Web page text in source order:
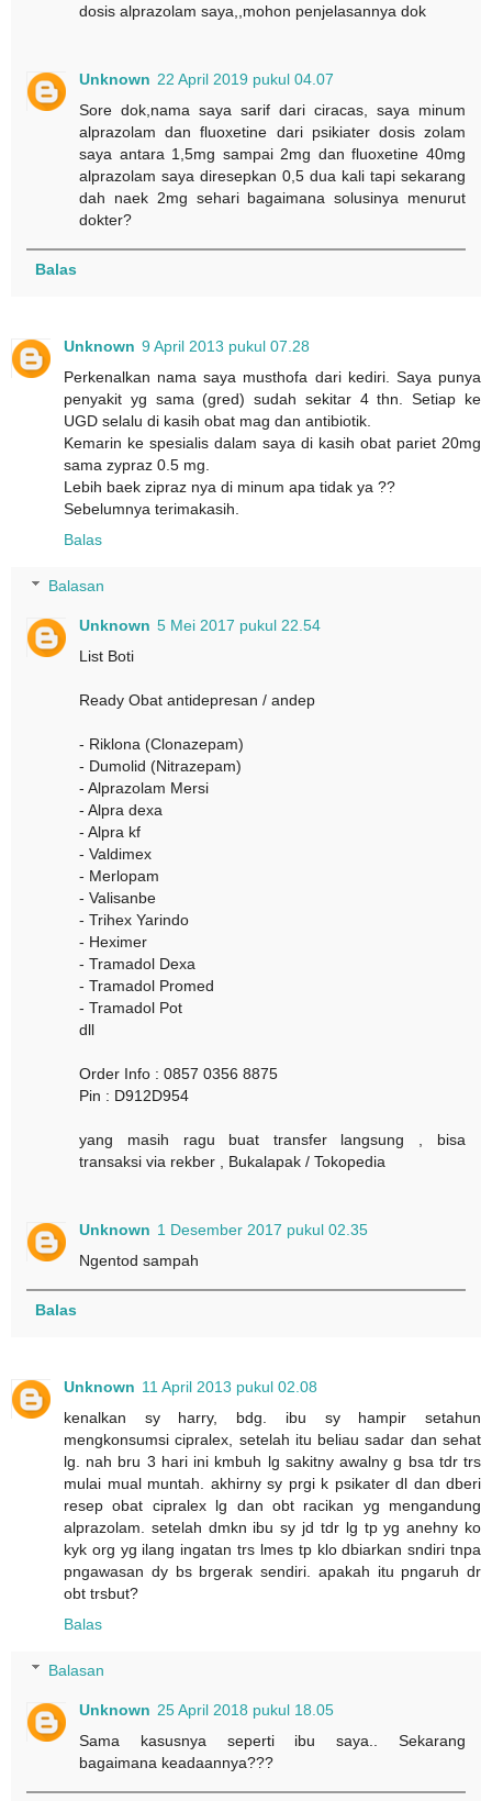
dosis alprazolam saya,,mohon penjelasannya dok
Unknown 22 April 2019 pukul 04.07
Sore dok,nama saya sarif dari ciracas, saya minum
alprazolam dan fluoxetine dari psikiater dosis zolam
saya antara 1,5mg sampai 2mg dan fluoxetine 40mg
alprazolam saya diresepkan 0,5 dua kali tapi sekarang
dah naek 2mg sehari bagaimana solusinya menurut
dokter?
Balas
Unknown 9 April 2013 pukul 07.28
Perkenalkan nama saya musthofa dari kediri. Saya punya
penyakit yg sama (gred) sudah sekitar 4 thn. Setiap ke
UGD selalu di kasih obat mag dan antibiotik.
Kemarin ke spesialis dalam saya di kasih obat pariet 20mg
sama zypraz 0.5 mg.
Lebih baek zipraz nya di minum apa tidak ya ??
Sebelumnya terimakasih.
Balas
Balasan
Unknown 5 Mei 2017 pukul 22.54
List Boti
Ready Obat antidepresan / andep
- Riklona (Clonazepam)
- Dumolid (Nitrazepam)
- Alprazolam Mersi
- Alpra dexa
- Alpra kf
- Valdimex
- Merlopam
- Valisanbe
- Trihex Yarindo
- Heximer
- Tramadol Dexa
- Tramadol Promed
- Tramadol Pot
dll
Order Info : 0857 0356 8875
Pin : D912D954
yang masih ragu buat transfer langsung , bisa
transaksi via rekber , Bukalapak / Tokopedia
Unknown 1 Desember 2017 pukul 02.35
Ngentod sampah
Balas
Unknown 11 April 2013 pukul 02.08
kenalkan sy harry, bdg. ibu sy hampir setahun
mengkonsumsi cipralex, setelah itu beliau sadar dan sehat
lg. nah bru 3 hari ini kmbuh lg sakitny awalny g bsa tdr trs
mulai mual muntah. akhirny sy prgi k psikater dl dan dberi
resep obat cipralex lg dan obt racikan yg mengandung
alprazolam. setelah dmkn ibu sy jd tdr lg tp yg anehny ko
kyk org yg ilang ingatan trs lmes tp klo dbiarkan sndiri tnpa
pngawasan dy bs brgerak sendiri. apakah itu pngaruh dr
obt trsbut?
Balas
Balasan
Unknown 25 April 2018 pukul 18.05
Sama kasusnya seperti ibu saya.. Sekarang
bagaimana keadaannya???